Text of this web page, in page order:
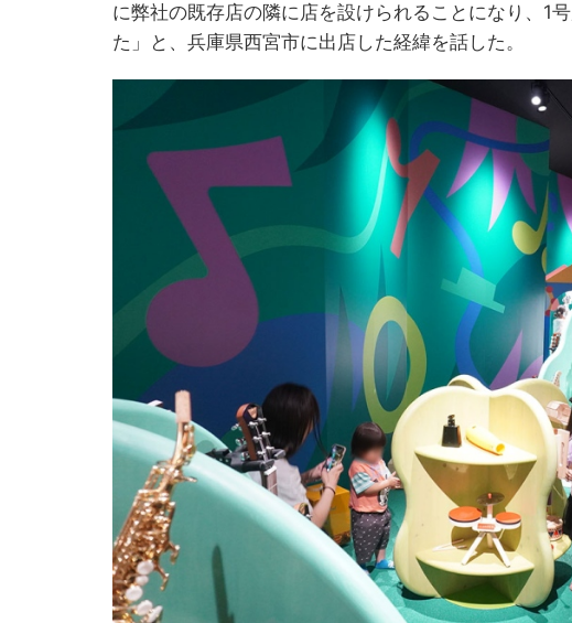
に弊社の既存店の隣に店を設けられることになり、1
た」と、兵庫県西宮市に出店した経緯を話した。